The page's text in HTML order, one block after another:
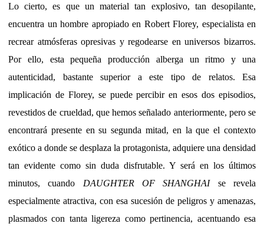
Lo cierto, es que un material tan explosivo, tan desopilante,
encuentra un hombre apropiado en Robert Florey, especialista en
recrear atmósferas opresivas y regodearse en universos bizarros.
Por ello, esta pequeña producción alberga un ritmo y una
autenticidad, bastante superior a este tipo de relatos. Esa
implicación de Florey, se puede percibir en esos dos episodios,
revestidos de crueldad, que hemos señalado anteriormente, pero se
encontrará presente en su segunda mitad, en la que el contexto
exótico a donde se desplaza la protagonista, adquiere una densidad
tan evidente como sin duda disfrutable. Y será en los últimos
minutos, cuando DAUGHTER OF SHANGHAIse revela
especialmente atractiva, con esa sucesión de peligros y amenazas,
plasmados con tanta ligereza como pertinencia, acentuando esa